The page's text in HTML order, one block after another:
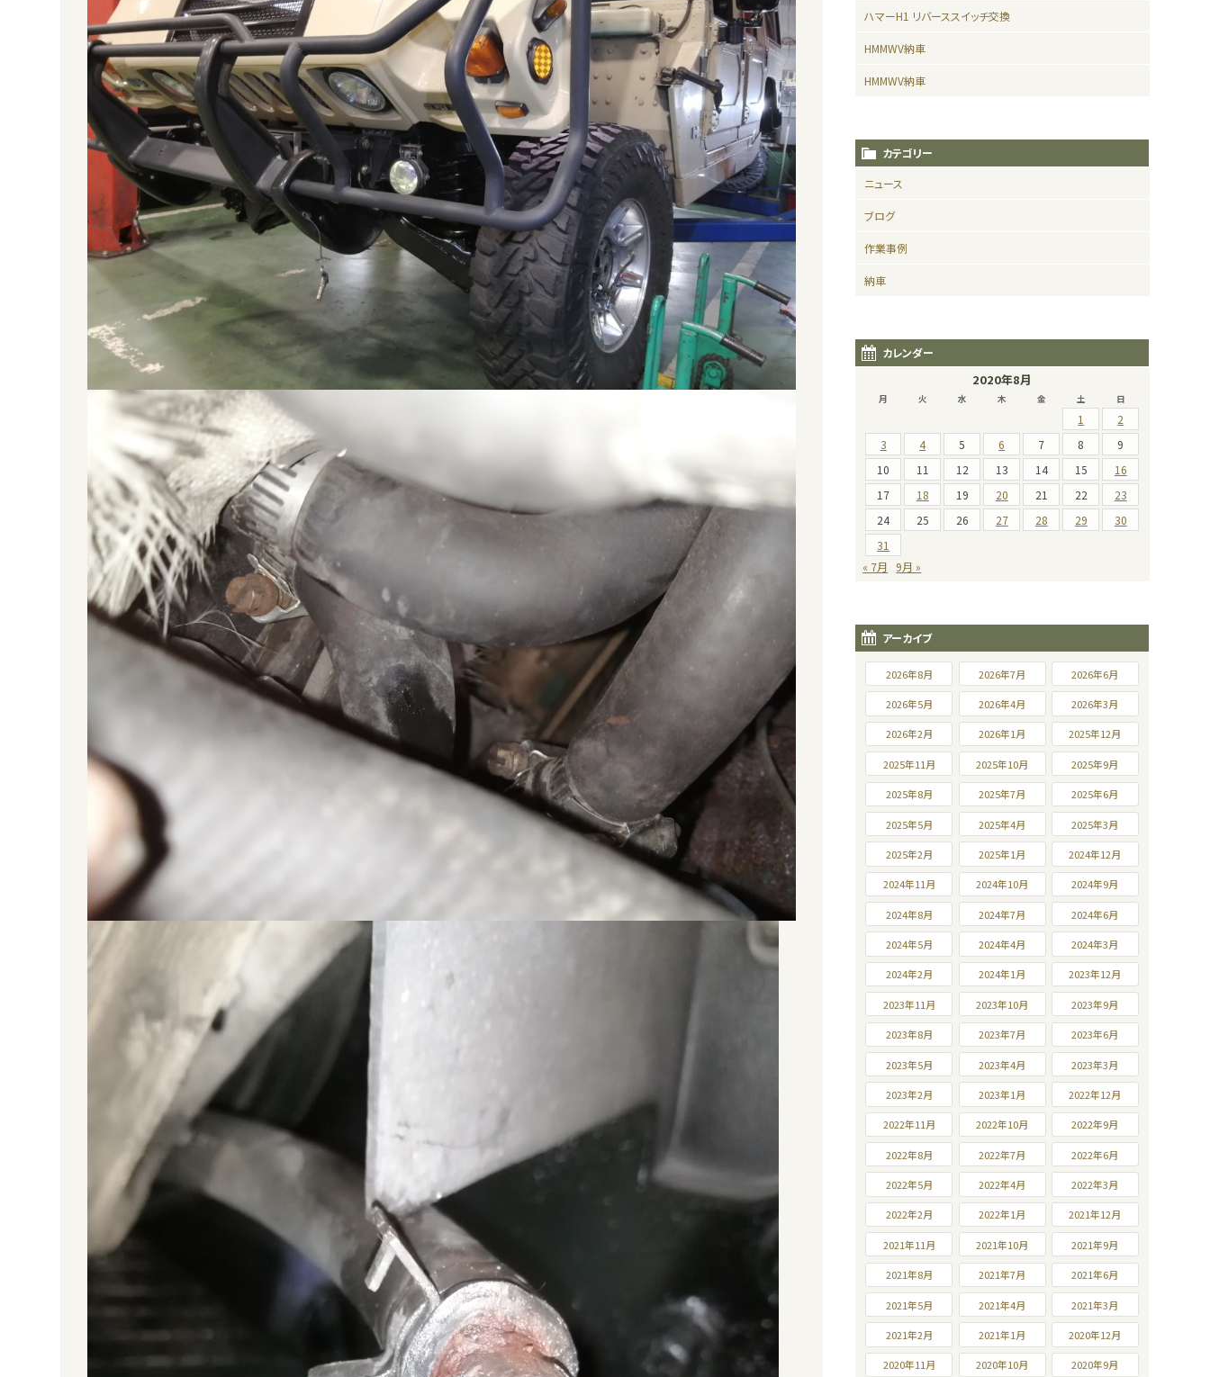
ハマーH1 リバーススイッチ交換
HMMWV納車
HMMWV納車
カテゴリー
ニュース
ブログ
作業事例
納車
カレンダー
2020年8月
月 火 水 木 金 土 日
1
2
3
4 5 6 7 8
9
10
11 12 13 14 15
16
17
18 19 20 21 22
23
24
25 26 27 28 29
30
31
« 7月
9月 »
アーカイブ
2026年8月 2026年7月 2026年6月
2026年5月 2026年4月 2026年3月
2026年2月 2026年1月 2025年12月
2025年11月 2025年10月 2025年9月
2025年8月 2025年7月 2025年6月
2025年5月 2025年4月 2025年3月
2025年2月 2025年1月 2024年12月
2024年11月 2024年10月 2024年9月
2024年8月 2024年7月 2024年6月
2024年5月 2024年4月 2024年3月
2024年2月 2024年1月 2023年12月
2023年11月 2023年10月 2023年9月
2023年8月 2023年7月 2023年6月
2023年5月 2023年4月 2023年3月
2023年2月 2023年1月 2022年12月
2022年11月 2022年10月 2022年9月
2022年8月 2022年7月 2022年6月
2022年5月 2022年4月 2022年3月
2022年2月 2022年1月 2021年12月
2021年11月 2021年10月 2021年9月
2021年8月 2021年7月 2021年6月
2021年5月 2021年4月 2021年3月
2021年2月 2021年1月 2020年12月
2020年11月 2020年10月 2020年9月